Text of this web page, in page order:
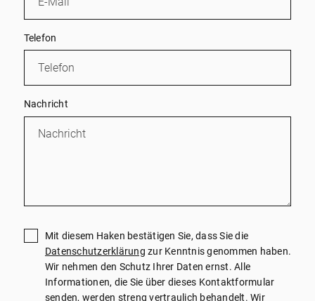
Telefon
Nachricht
Mit diesem Haken bestätigen Sie, dass Sie die
Datenschutzerklärung zur Kenntnis genommen haben.
Wir nehmen den Schutz Ihrer Daten ernst. Alle
Informationen, die Sie über dieses Kontaktformular
senden, werden streng vertraulich behandelt. Wir